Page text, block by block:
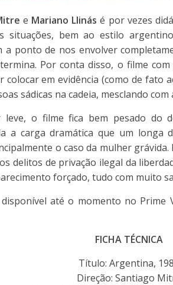
e Mariano Llinás é por vezes
situações, bem ao estilo
a ponto de nos envolver
Por conta disso, o filme
colocar em evidência (como de fato
sádicas na cadeia, mesclando
leve, o filme fica bem pesado do
a carga dramática que um longa
o caso da mulher grávida.
delitos de privação ilegal da
forçado, tudo com muito
até o momento no Prime
FICHA TÉCNICA
Título: Argentina,
Direção: Santiago